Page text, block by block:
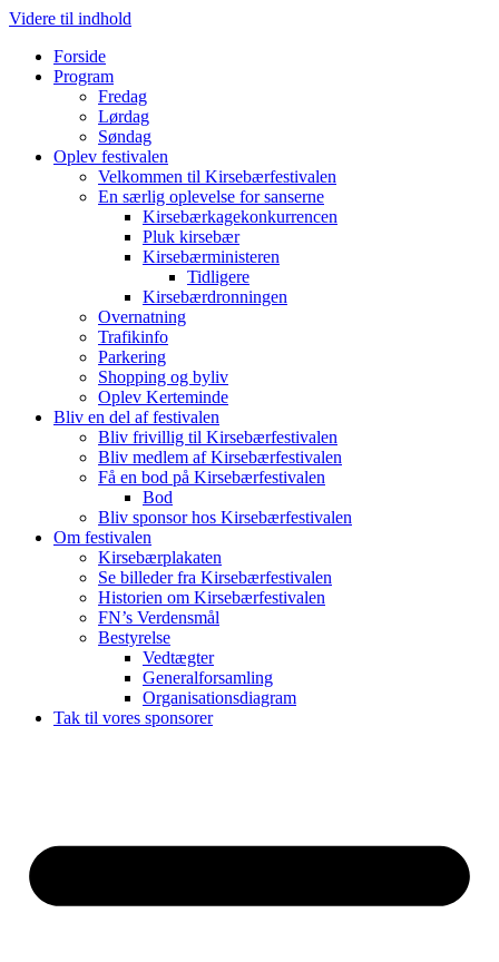
Videre til indhold
Forside
Program
Fredag
Lørdag
Søndag
Oplev festivalen
Velkommen til Kirsebærfestivalen
En særlig oplevelse for sanserne
Kirsebærkagekonkurrencen
Pluk kirsebær
Kirsebærministeren
Tidligere
Kirsebærdronningen
Overnatning
Trafikinfo
Parkering
Shopping og byliv
Oplev Kerteminde
Bliv en del af festivalen
Bliv frivillig til Kirsebærfestivalen
Bliv medlem af Kirsebærfestivalen
Få en bod på Kirsebærfestivalen
Bod
Bliv sponsor hos Kirsebærfestivalen
Om festivalen
Kirsebærplakaten
Se billeder fra Kirsebærfestivalen
Historien om Kirsebærfestivalen
FN’s Verdensmål
Bestyrelse
Vedtægter
Generalforsamling
Organisationsdiagram
Tak til vores sponsorer